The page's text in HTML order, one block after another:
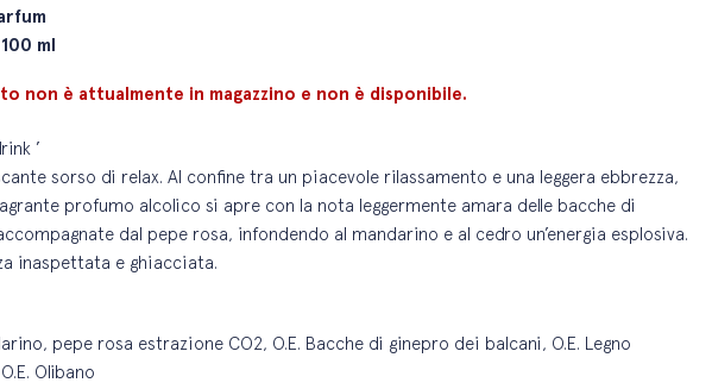
ml
non è attualmente in magazzino e non è disponibile.
’
sorso di relax. Al confine tra un piacevole rilassamento e una leggera ebbrezza,
profumo alcolico si apre con la nota leggermente amara delle bacche di
dal pepe rosa, infondendo al mandarino e al cedro un’energia esplosiva.
inaspettata e ghiacciata.
pepe rosa estrazione CO2, O.E. Bacche di ginepro dei balcani, O.E. Legno
Olibano